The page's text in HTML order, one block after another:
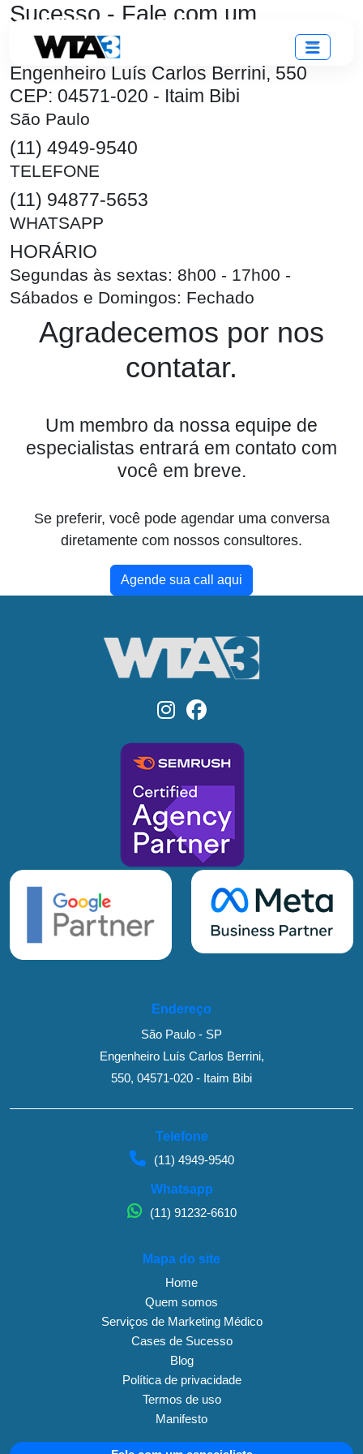
Sucesso - Fale com um
Especialista
Engenheiro Luís Carlos Berrini, 550
CEP: 04571-020 - Itaim Bibi
São Paulo
(11) 4949-9540
TELEFONE
(11) 94877-5653
WHATSAPP
HORÁRIO
Segundas às sextas: 8h00 - 17h00 -
Sábados e Domingos: Fechado
Agradecemos por nos
contatar.
Um membro da nossa equipe de
especialistas entrará em contato com
você em breve.
Se preferir, você pode agendar uma conversa
diretamente com nossos consultores.
Agende sua call aqui
Endereço
São Paulo - SP
Engenheiro Luís Carlos Berrini,
550, 04571-020 - Itaim Bibi
Telefone
(11) 4949-9540
Whatsapp
(11) 91232-6610
Mapa do site
Home
Quem somos
Serviços de Marketing Médico
Cases de Sucesso
Blog
Política de privacidade
Termos de uso
Manifesto